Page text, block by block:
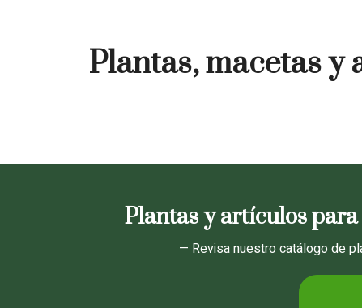
Plantas, macetas
Plantas y artículos
— Revisa nuestro catálogo de